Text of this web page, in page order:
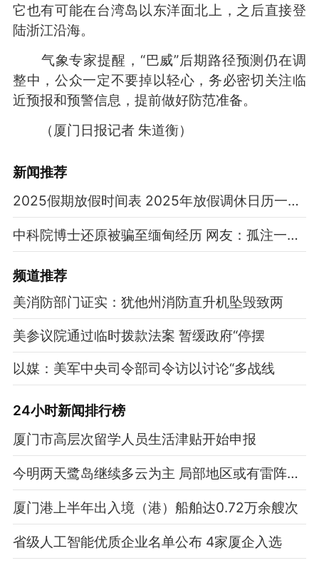
它也有可能在台湾岛以东洋面北上，之后直接登
陆浙江沿海。
气象专家提醒，“巴威”后期路径预测仍在调
整中，公众一定不要掉以轻心，务必密切关注临
近预报和预警信息，提前做好防范准备。
（厦门日报记者 朱道衡）
新闻推荐
2025假期放假时间表 2025年放假调休日历一览表
中科院博士还原被骗至缅甸经历 网友：孤注一掷现实版
频道推荐
美消防部门证实：犹他州消防直升机坠毁致两
美参议院通过临时拨款法案 暂缓政府“停摆
以媒：美军中央司令部司令访以讨论“多战线
24小时新闻排行榜
厦门市高层次留学人员生活津贴开始申报
今明两天鹭岛继续多云为主 局部地区或有雷阵雨“突袭”
厦门港上半年出入境（港）船舶达0.72万余艘次
省级人工智能优质企业名单公布 4家厦企入选